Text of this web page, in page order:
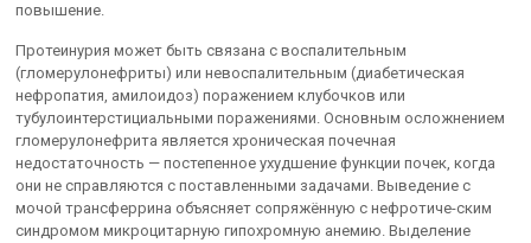
повышение.
Протеинурия может быть связана с воспалительным
(гломерулонефриты) или невоспалительным (диабетическая
нефропатия, амилоидоз) поражением клубочков или
тубулоинтерстициальными поражениями. Основным осложнением
гломерулонефрита является хроническая почечная
недостаточность — постепенное ухудшение функции почек, когда
они не справляются с поставленными задачами. Выведение с
мочой трансферрина объясняет сопряжённую с нефротиче-ским
синдромом микроцитарную гипохромную анемию. Выделение